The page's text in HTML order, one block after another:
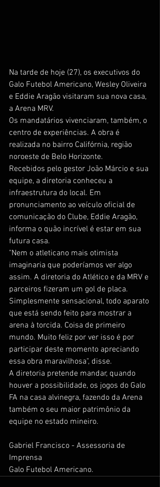
Na tarde de hoje (27), os executivos do
Galo Futebol Americano, Wesley Oliveira
e Eddie Aragão visitaram sua nova casa,
a Arena MRV.
Os mandatários vivenciaram, também, o
centro de experiências. A obra é
realizada no bairro Califórnia, região
noroeste de Belo Horizonte.
Recebidos pelo gestor João Márcio e sua
equipe, a diretoria conheceu a
infraestrutura do local. Em
pronunciamento ao veículo oficial de
comunicação do Clube, Eddie Aragão,
informa o quão incrível é estar em sua
futura casa.
"Nem o atleticano mais otimista
imaginaria que poderíamos ver algo
assim. A diretoria do Atlético e da MRV e
parceiros fizeram um gol de placa.
Simplesmente sensacional, todo aparato
que está sendo feito para mostrar a
arena à torcida. Coisa de primeiro
mundo. Muito feliz por ver isso é por
participar deste momento apreciando
essa obra maravilhosa", disse.
A diretoria pretende mandar, quando
houver a possibilidade, os jogos do Galo
FA na casa alvinegra, fazendo da Arena
também o seu maior patrimônio da
equipe no estado mineiro.
Gabriel Francisco - Assessoria de
Imprensa
Galo Futebol Americano.